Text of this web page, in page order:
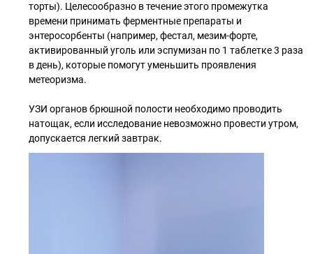
торты). Целесообразно в течение этого промежутка
времени принимать ферментные препараты и
энтеросорбенты (например, фестал, мезим-форте,
активированный уголь или эспумизан по 1 таблетке 3 раза
в день), которые помогут уменьшить проявления
метеоризма.
УЗИ органов брюшной полости необходимо проводить
натощак, если исследование невозможно провести утром,
допускается легкий завтрак.